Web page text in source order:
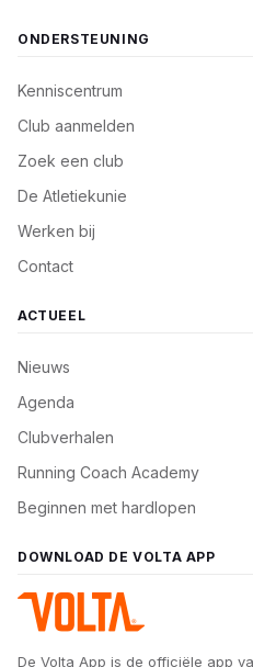
ONDERSTEUNING
Kenniscentrum
Club aanmelden
Zoek een club
De Atletiekunie
Werken bij
Contact
ACTUEEL
Nieuws
Agenda
Clubverhalen
Running Coach Academy
Beginnen met hardlopen
DOWNLOAD DE VOLTA APP
De Volta App is de officiële app